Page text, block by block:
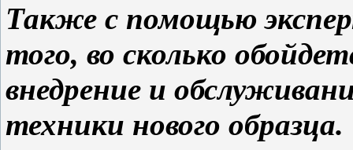
Также с помощью
того, во сколько
внедрение и
техники нового образца.